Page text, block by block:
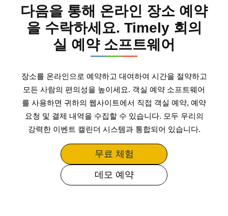
다음을 통해 온라인 장소 예약
을 수락하세요. Timely 회의
실 예약 소프트웨어
장소를 온라인으로 예약하고 대여하여 시간을 절약하고
모든 사람의 편의성을 높이세요. 객실 예약 소프트웨어
를 사용하면 귀하의 웹사이트에서 직접 객실 예약, 예약
요청 및 결제 내역을 수집할 수 있습니다. 모두 우리의
강력한 이벤트 캘린더 시스템과 통합되어 있습니다.
무료 체험
데모 예약